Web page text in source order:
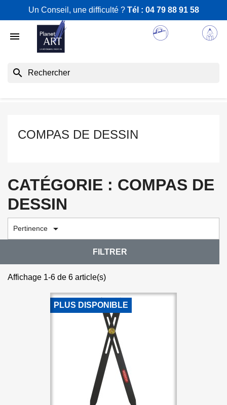
Un Conseil, une difficulté ? Tél : 04 79 88 91 58

search
COMPAS DE DESSIN
CATÉGORIE : COMPAS DE
DESSIN
Pertinence 
FILTRER
Affichage 1-6 de 6 article(s)
PLUS DISPONIBLE